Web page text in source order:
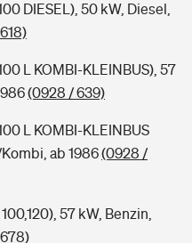
DIESEL), 50 kW, Diesel,
L KOMBI-KLEINBUS), 57
(0928 / 639)
L KOMBI-KLEINBUS
ab 1986(0928 /
57 kW, Benzin,